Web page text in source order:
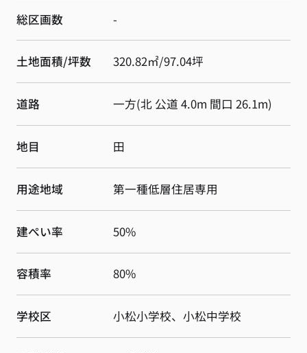
総区画数 -
土地面積/坪数 320.82㎡/97.04坪
道路 一方(北 公道 4.0m 間口 26.1m)
地目 田
用途地域 第一種低層住居専用
建ぺい率 50%
容積率 80%
学校区 小松小学校、小松中学校